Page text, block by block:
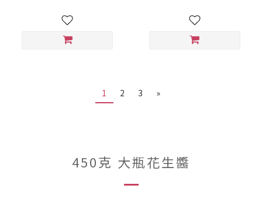
1 2 3 »
450克 大瓶花生醬